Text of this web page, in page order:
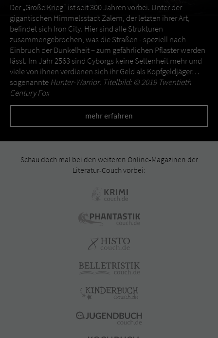
Der „Große Krieg“ ist seit 300 Jahren vorbei. Unter der
gigantischen Himmelsstadt Zalem, der letzten ihrer Art,
befindet sich Iron City. Hier sind alle Strukturen
zusammengebrochen, was die Straßen - speziell nach
Einbruch der Dunkelheit – zum gefährlichen Pflaster werden
lässt. Im Jahr 2563 sind Cyborgs keine Seltenheit mehr und
viele von ihnen verdienen sich ihr Geld als Kopfgeldjäger…
sogenannte Hunter-Warrior. Titelbild: © 2019 Twentieth
Century Fox
mehr erfahren
Schau doch mal bei den weiteren Online-Magazinen der
Literatur-Couch vorbei: